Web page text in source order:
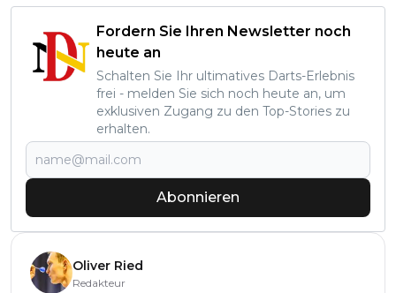
Fordern Sie Ihren Newsletter noch
heute an
Schalten Sie Ihr ultimatives Darts-Erlebnis
frei - melden Sie sich noch heute an, um
exklusiven Zugang zu den Top-Stories zu
erhalten.
Abonnieren
Oliver Ried
Redakteur